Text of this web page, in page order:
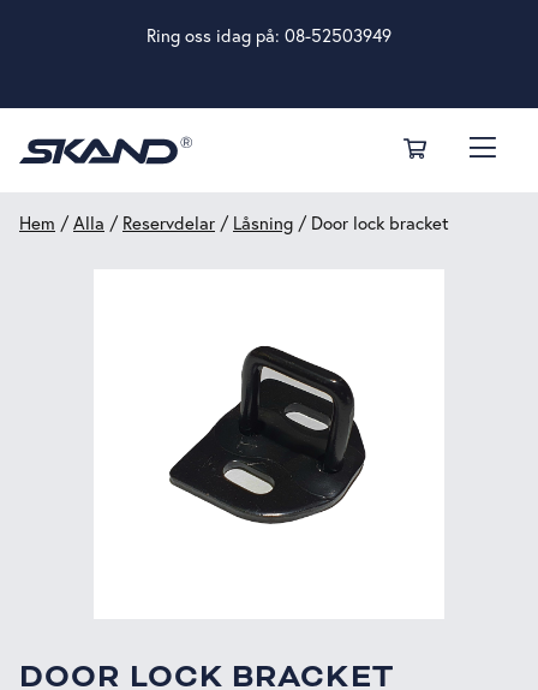
Ring oss idag på: 08-52503949
Hem /Alla / Reservdelar / Låsning / Door lock bracket
DOOR LOCK BRACKET